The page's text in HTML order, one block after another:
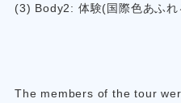
(3) Body2: 体験(国際色あふれ
The members of the tour